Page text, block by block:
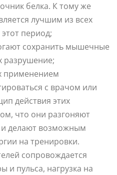
белка. К тому же
лучшим из всех
период;
сохранить мышечные
разрушение;
применением
с врачом или
действия этих
что они разгоняют
и делают возможным
на тренировки.
сопровождается
пульса, нагрузка на